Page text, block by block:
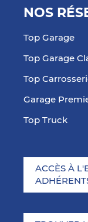
NOS
Top Garage
Top Garage
Top
Garage
Top Truck
ACCÈS À